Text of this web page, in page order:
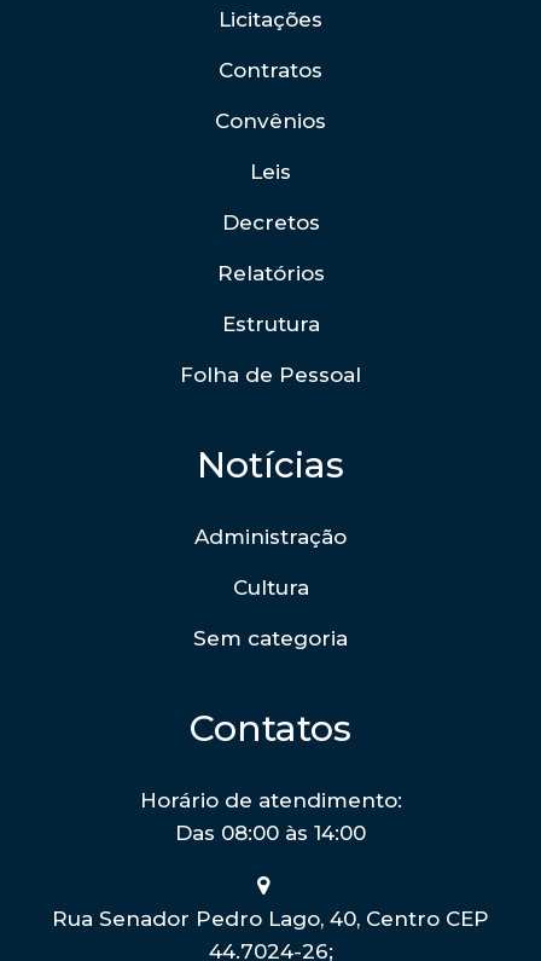
Licitações
Contratos
Convênios
Leis
Decretos
Relatórios
Estrutura
Folha de Pessoal
Notícias
Administração
Cultura
Sem categoria
Contatos
Horário de atendimento:
Das 08:00 às 14:00
Rua Senador Pedro Lago, 40, Centro CEP
44.7024-26;